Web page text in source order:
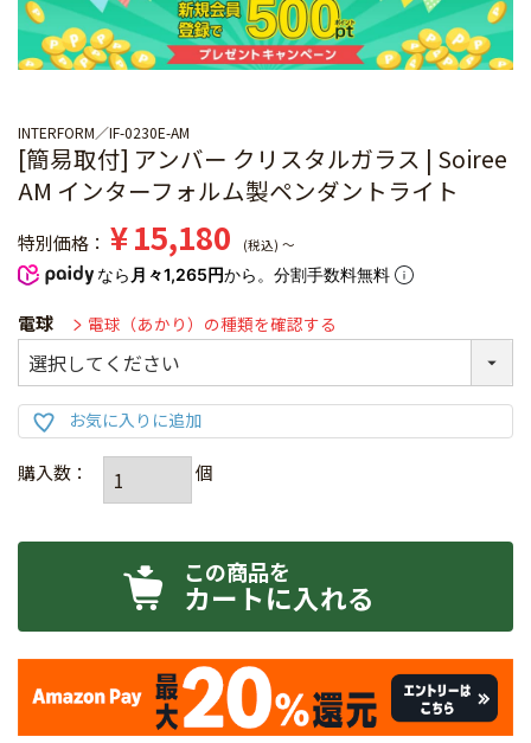
INTERFORM IF-0230E-AM
[簡易取付] アンバー クリスタルガラス | Soiree
AM インターフォルム製ペンダントライト
特別価格 ¥15,180 税込 〜
なら 月々1,265円から。分割手数料無料
電球 電球（あかり）の種類を確認する
カートに入れる